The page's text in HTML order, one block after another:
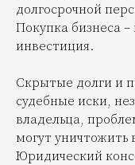
долгосрочной
Покупка бизнеса
инвестиция.
Скрытые долги и
судебные иски,
владельца,
могут
Юридический